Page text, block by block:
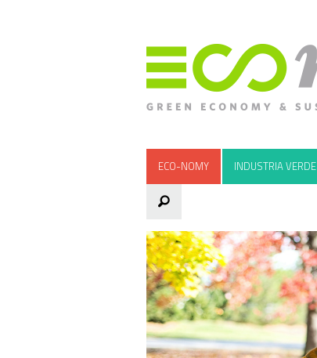
ECO-NOMY INDUSTRIA VERDE